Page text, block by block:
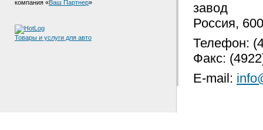
компания «Ваш Партнер»
Товары и услуги для авто
завод
Россия,
Телефон:
Факс:
E-mail: